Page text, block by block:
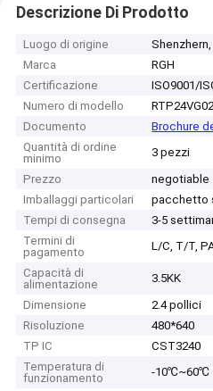
Descrizione Di Prodotto
Luogo di origine
Shenzhern,
Marca
RGH
Certificazione
ISO9001/
Numero di modello
Documento
Brochure
Quantità di ordine
minimo
3 pezzi
Prezzo
negotiable
Imballaggi particolari
pacchetto
Tempi di consegna
3-5
Termini di
pagamento
L/C, T/T,
Capacità di
alimentazione
3.5KK
Dimensione
2.4 pollici
Risoluzione
480*640
TP IC
CST3240
Temperatura di
funzionamento
-10℃~60℃